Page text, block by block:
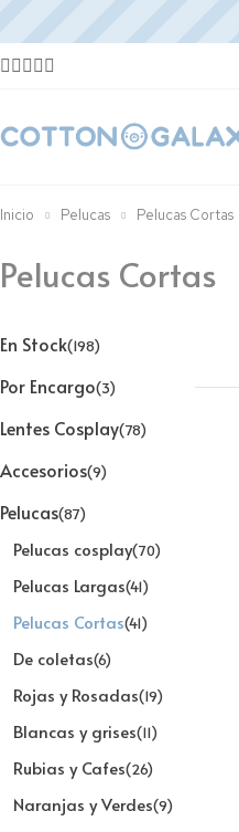
Inicio Pelucas Pelucas Cortas
Pelucas Cortas
En Stock(198)
Por Encargo(3)
Lentes Cosplay(78)
Accesorios(9)
Pelucas(87)
Pelucas cosplay(70)
Pelucas Largas(41)
Pelucas Cortas(41)
De coletas(6)
Rojas y Rosadas(19)
Blancas y grises(11)
Rubias y Cafes(26)
Naranjas y Verdes(9)